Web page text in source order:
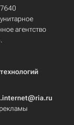
агентство